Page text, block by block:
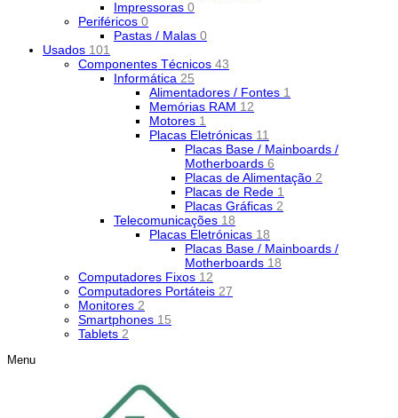
Impressoras 0
Periféricos 0
Pastas / Malas 0
Usados 101
Componentes Técnicos 43
Informática 25
Alimentadores / Fontes 1
Memórias RAM 12
Motores 1
Placas Eletrónicas 11
Placas Base / Mainboards /
Motherboards 6
Placas de Alimentação 2
Placas de Rede 1
Placas Gráficas 2
Telecomunicações 18
Placas Eletrónicas 18
Placas Base / Mainboards /
Motherboards 18
Computadores Fixos 12
Computadores Portáteis 27
Monitores 2
Smartphones 15
Tablets 2
Menu